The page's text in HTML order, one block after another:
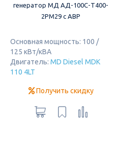
генератор МД АД-100С-Т400-
2РМ29 с АВР
Основная мощность: 100 /
125 кВт/кВА
Двигатель: MD Diesel MDK
110 4LT
Получить скидку